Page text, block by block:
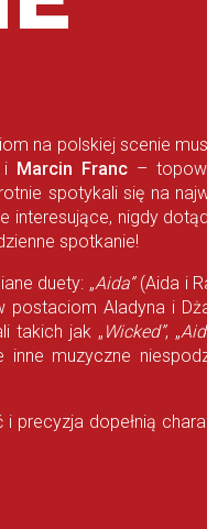
na polskiej scenie
Marcin Franc –
spotykali się na
interesujące, nigdy
spotkanie!
duety: „Aida” (Aida i
postaciom Aladyna i
takich jak „ Wicked”, „
inne muzyczne
precyzja dopełnią